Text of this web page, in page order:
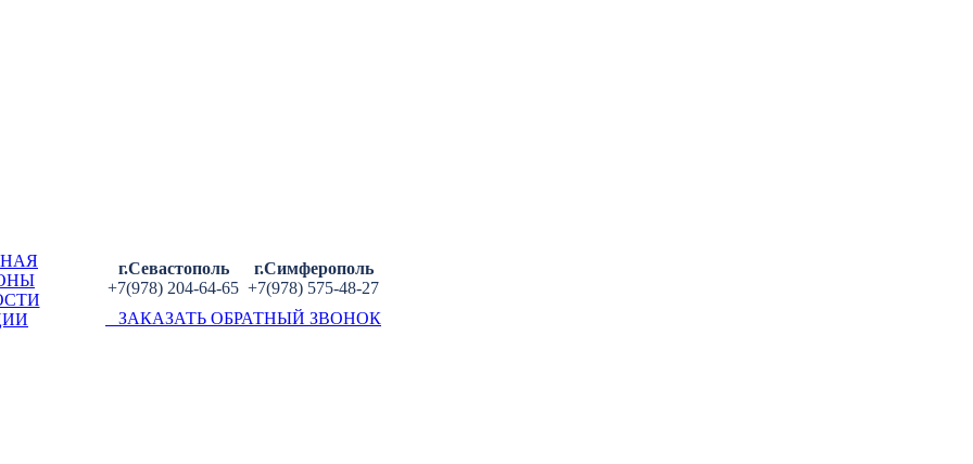
г.Севастополь
+7(978) 204-64-65
г.Симферополь
+7(978) 575-48-27
ЗАКАЗАТЬ ОБРАТНЫЙ ЗВОНОК